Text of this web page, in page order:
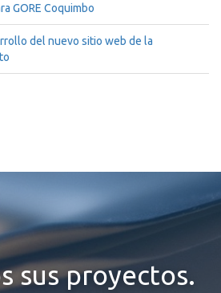
GORE Coquimbo
del nuevo sitio web de la
sus proyectos.